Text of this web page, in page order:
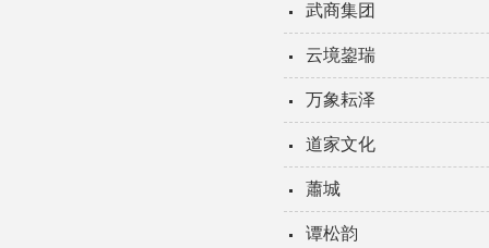
武商集团
云境鋆瑞
万象耘泽
道家文化
蕭城
谭松韵